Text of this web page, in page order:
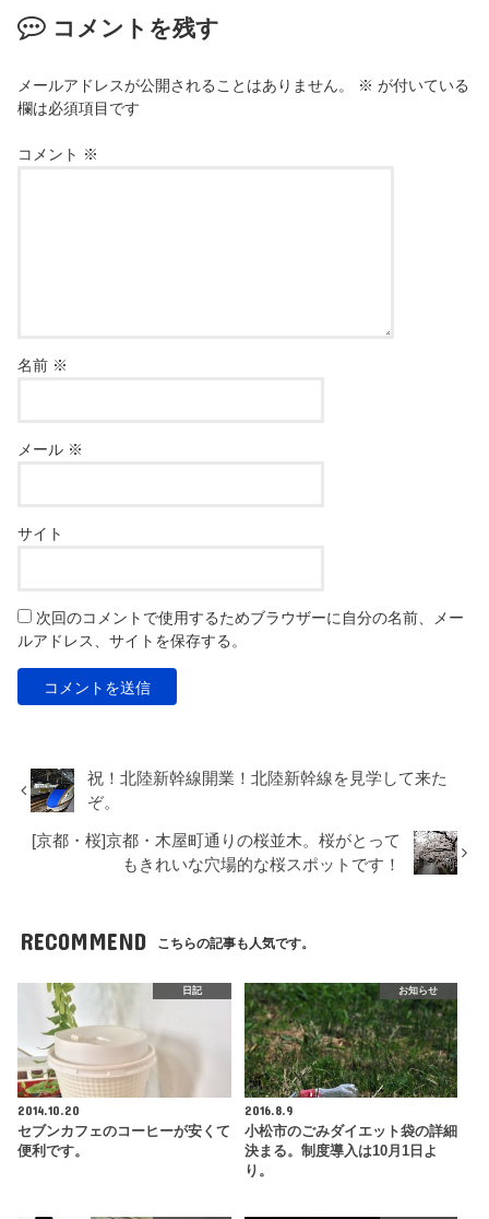
コメントを残す
メールアドレスが公開されることはありません。 ※ が付いている
欄は必須項目です
コメント ※
名前 ※
メール ※
サイト
次回のコメントで使用するためブラウザーに自分の名前、メー
ルアドレス、サイトを保存する。
祝！北陸新幹線開業！北陸新幹線を見学して来た
ぞ。
[京都・桜]京都・木屋町通りの桜並木。桜がとって
もきれいな穴場的な桜スポットです！
RECOMMEND こちらの記事も人気です。
日記
2014.10.20
セブンカフェのコーヒーが安くて
便利です。
お知らせ
2016.8.9
小松市のごみダイエット袋の詳細
決まる。制度導入は10月1日よ
り。